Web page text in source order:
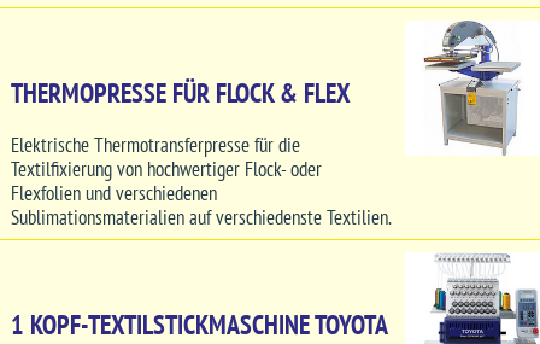
THERMOPRESSE FÜR FLOCK & FLEX
Elektrische Thermotransferpresse für die
Textilfixierung von hochwertiger Flock- oder
Flexfolien und verschiedenen
Sublimationsmaterialien auf verschiedenste Textilien.
1 KOPF-TEXTILSTICKMASCHINE TOYOTA